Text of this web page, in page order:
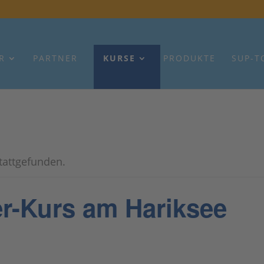
PARTNER KURSE PRODUKTE SUP-
Kurs am Hariksee